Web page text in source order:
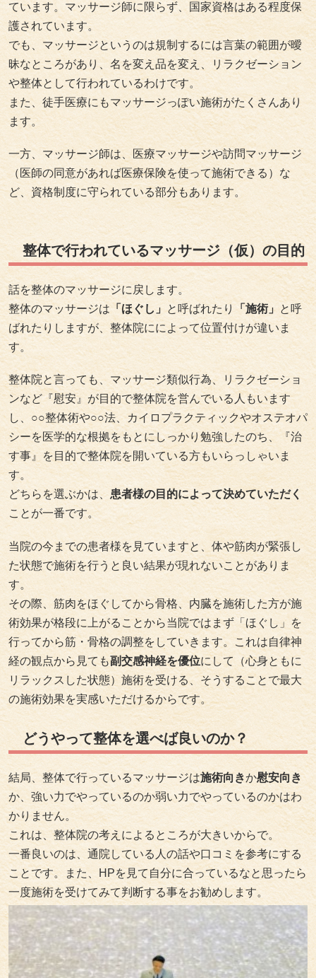
ています。マッサージ師に限らず、国家資格はある程度保
護されています。
でも、マッサージというのは規制するには言葉の範囲が曖
昧なところがあり、名を変え品を変え、リラクゼーション
や整体として行われているわけです。
また、徒手医療にもマッサージっぽい施術がたくさんあり
ます。
一方、マッサージ師は、医療マッサージや訪問マッサージ
（医師の同意があれば医療保険を使って施術できる）な
ど、資格制度に守られている部分もあります。
整体で行われているマッサージ（仮）の目的
話を整体のマッサージに戻します。
整体のマッサージは「ほぐし」 と呼ばれたり 「施術」 と呼
ばれたりしますが、整体院にによって位置付けが違いま
す。
整体院と言っても、マッサージ類似行為、リラクゼーショ
ンなど『慰安』が目的で整体院を営んでいる人もいます
し、○○整体術や○○法、カイロプラクティックやオステオパ
シーを医学的な根拠をもとにしっかり勉強したのち、『治
す事』を目的で整体院を開いている方もいらっしゃいま
す。
どちらを選ぶかは、患者様の目的によって決めていただく
ことが一番です。
当院の今までの患者様を見ていますと、体や筋肉が緊張し
た状態で施術を行うと良い結果が現れないことがありま
す。
その際、筋肉をほぐしてから骨格、内臓を施術した方が施
術効果が格段に上がることから当院ではまず「ほぐし」を
行ってから筋・骨格の調整をしていきます。これは自律神
経の観点から見ても副交感神経を優位にして（心身ともに
リラックスした状態）施術を受ける、そうすることで最大
の施術効果を実感いただけるからです。
どうやって整体を選べば良いのか？
結局、整体で行っているマッサージは施術向きか慰安向き
か、強い力でやっているのか弱い力でやっているのかはわ
かりません。
これは、整体院の考えによるところが大きいからで。
一番良いのは、通院している人の話や口コミを参考にする
ことです。また、HPを見て自分に合っているなと思ったら
一度施術を受けてみて判断する事をお勧めします。